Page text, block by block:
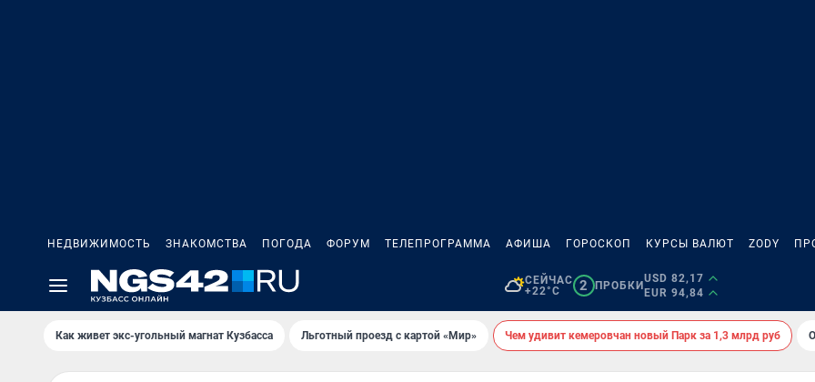
НЕДВИЖИМОСТЬ ЗНАКОМСТВА ПОГОДА ФОРУМ ТЕЛЕПРОГРАММА АФИША ГОРОСКОП КУРСЫ ВАЛЮТ ZODY
СЕЙЧАС
+22°C
2 ПРОБКИ
USD 82,17
EUR 94,84
Как живет экс-угольный магнат Кузбасса Льготный проезд с картой «Мир» Чем удивит кемеровчан новый Парк за 1,3 млрд руб